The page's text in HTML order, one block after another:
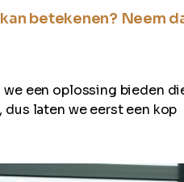
betekenen? Neem
een oplossing bieden
dus laten we eerst een kop